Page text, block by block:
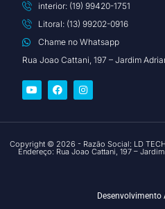
interior: (19) 99420-1751
Litoral: (13) 99202-0916
Chame no Whatsapp
Rua Joao Cattani, 197 – Jardim
Copyright © 2026 - Razão Social: LD TECH
Endereço: Rua Joao Cattani, 197 –
Desenvolvimento